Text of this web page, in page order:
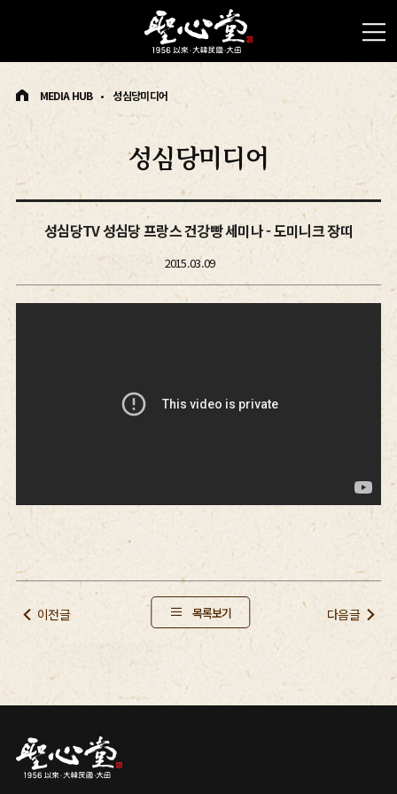
MEDIA HUB 성심당미디어
성심당미디어
성심당TV 성심당 프랑스 건강빵 세미나 - 도미니크 장띠
2015.03.09
이전글 목록보기 다음글